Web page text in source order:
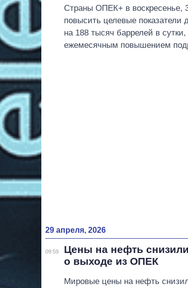
Страны ОПЕК+ в воскресенье,
повысить целевые
на 188 тысяч баррелей в сутки,
ежемесячным повышением
29 апреля, 2026
09:59
Цены на нефть
о выходе из ОПЕК
Мировые цены на нефть